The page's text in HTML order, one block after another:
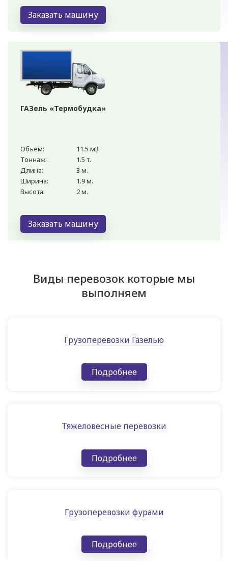
Заказать машину
ГАЗель «Термобудка»
Объем:
11.5 м3
Тоннаж:
1.5 т.
Длина:
3 м.
Ширина:
1.9 м.
Высота:
2 м.
Заказать машину
Виды перевозок которые мы
выполняем
Грузоперевозки Газелью
Подробнее
Тяжеловесные перевозки
Подробнее
Грузоперевозки фурами
Подробнее